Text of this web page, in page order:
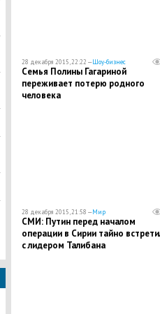
28 декабря 2015, 22:22 —Шоу-бизнес
Семья Полины Гагариной
переживает потерю родного
человека
28 декабря 2015, 21:58 —Мир
СМИ: Путин перед началом
операции в Сирии тайно
с лидером Талибана